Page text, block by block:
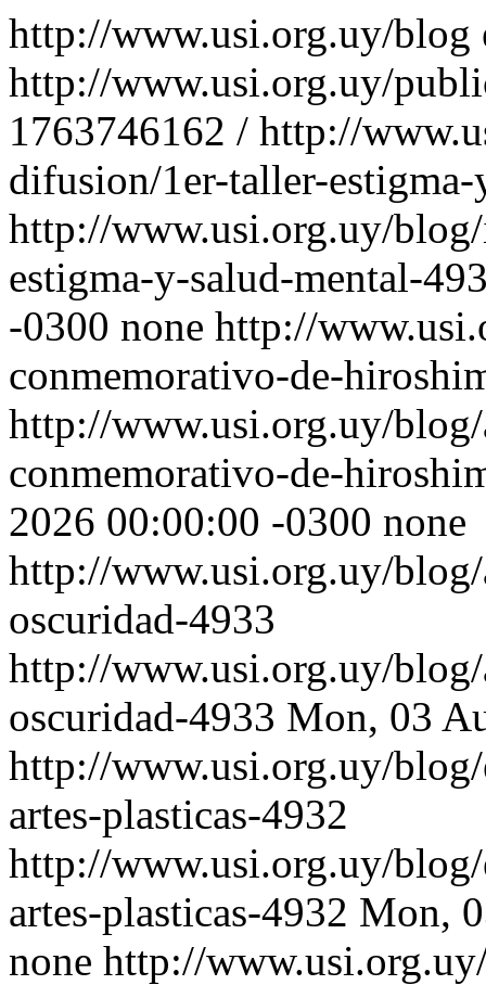
http://www.usi.org.uy/blog
http://www.usi.org.uy/
1763746162 / http://
difusion/1er-taller-
http://www.usi.org.uy/
estigma-y-salud-mental-
-0300 none http://
conmemorativo-de-
http://www.usi.org.uy/
conmemorativo-de-
2026 00:00:00 -0300 none
http://www.usi.org.uy/
oscuridad-4933
http://www.usi.org.uy/
oscuridad-4933 Mon, 03
http://www.usi.org.uy/
artes-plasticas-4932
http://www.usi.org.uy/
artes-plasticas-4932 Mon,
none http://